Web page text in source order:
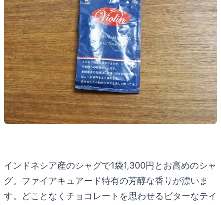
インドネシア産のシャグで1袋1,300円とお高めのシャ
グ。ファイアキュアード特有の芳醇な香りが漂いま
す。どことなくチョコレートを思わせるビターなテイ